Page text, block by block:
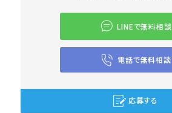
LINEで無料相談
電話で無料相談
応募する